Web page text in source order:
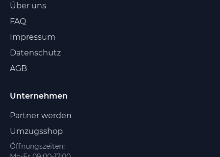
Über uns
FAQ
Impressum
Datenschutz
AGB
Unternehmen
Partner werden
Umzugsshop
Öffnungszeiten: